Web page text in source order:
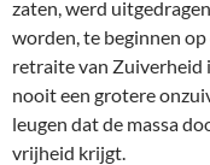
zaten, werd
worden, te beginnen
retraite van Zuiverheid
nooit een grotere
leugen dat de massa
vrijheid krijgt.